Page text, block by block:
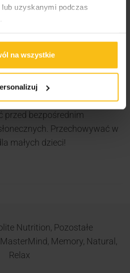
uzyskanymi podczas
na wszystkie
końcem (miesiąc/rok) i
spodzie opakowania.
Przechowywać szczelnie
w stałej i niskiej
przed bezpośrednim
Przechowywać w
małych dzieci!
Nutrition, Pozostałe
MasterMind, Memory, Natural,
Relax